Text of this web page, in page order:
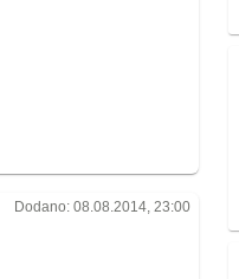
Dodano: 08.08.2014, 23:00